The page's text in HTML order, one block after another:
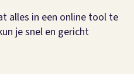
alles in een online tool te
je snel en gericht